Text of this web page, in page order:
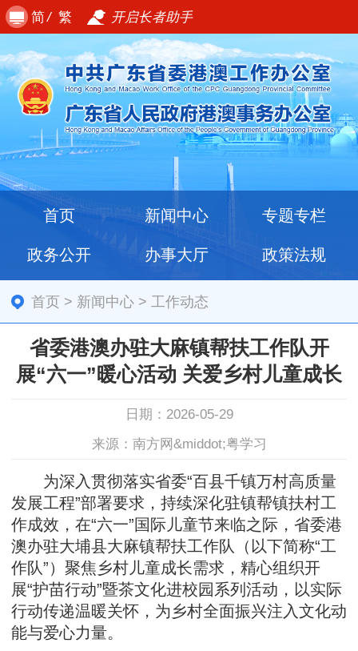
简/ 繁 开启长者助手
首页 新闻中心 专题专栏
政务公开 办事大厅 政策法规
首页 > 新闻中心 >工作动态
省委港澳办驻大麻镇帮扶工作队开
展“六一”暖心活动 关爱乡村儿童成长
日期：2026-05-29
来源：南方网&middot;粤学习
为深入贯彻落实省委“百县千镇万村高质量
发展工程”部署要求，持续深化驻镇帮镇扶村工
作成效，在“六一”国际儿童节来临之际，省委港
澳办驻大埔县大麻镇帮扶工作队（以下简称“工
作队”）聚焦乡村儿童成长需求，精心组织开
展“护苗行动”暨茶文化进校园系列活动，以实际
行动传递温暖关怀，为乡村全面振兴注入文化动
能与爱心力量。